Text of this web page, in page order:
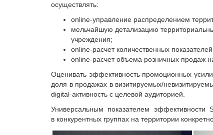
осуществлять:
online-управление распределением
мельчайшую детализацию
учреждения;
online-расчет количественных
online-расчет объема розничных продаж
Оценивать эффективность промоционных
доля в продажах в визитируемых/
digital-активность с целевой аудиторией.
Универсальным показателем эффективности
в конкурентных группах на территории